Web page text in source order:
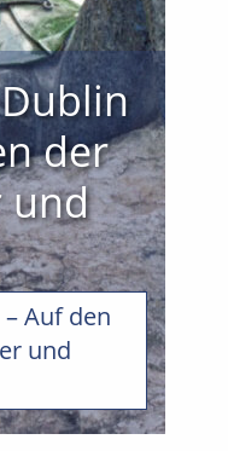
der
und
Auf den
und